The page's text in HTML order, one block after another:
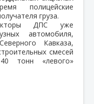
полицейские
груза.
ДПС уже
автомобиля,
Кавказа,
смесей
тонн «левого»